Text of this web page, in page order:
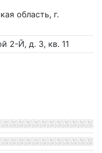
область, г.
2-Й, д. 3, кв. 11